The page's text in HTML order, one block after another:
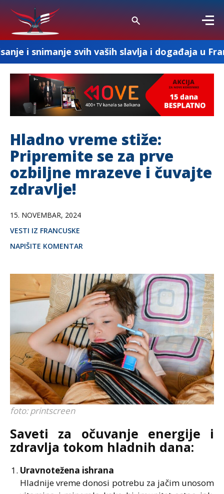
svih vaših slavlja i događaja u Francuskoj
Hladno vreme stiže:
Pripremite se za prve
ozbiljne mrazeve i čuvajte
zdravlje!
15. NOVEMBAR, 2024
VESTI IZ FRANCUSKE
NAPIŠITE KOMENTAR
foto: printscreen
Saveti za očuvanje energije i
zdravlja tokom hladnih dana:
Uravnotežena ishrana
Hladnije vreme donosi potrebu za jačim unosom